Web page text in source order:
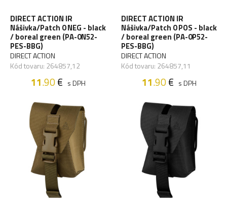
DIRECT ACTION IR
Nášivka/Patch 0 NEG - black
/ boreal green (PA-0N52-
PES-BBG)
DIRECT ACTION
Kód tovaru: 264857,12
11.90€ s DPH
DIRECT ACTION IR
Nášivka/Patch 0 POS - black
/ boreal green (PA-0P52-
PES-BBG)
DIRECT ACTION
Kód tovaru: 264857,11
11.90€ s DPH